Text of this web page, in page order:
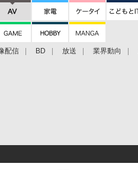
配信 BD 放送 業界動向